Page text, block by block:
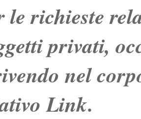
le richieste
privati,
nel
Link.